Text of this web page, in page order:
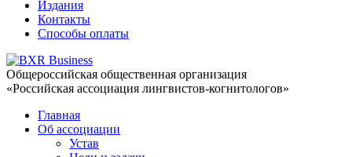
Издания
Контакты
Способы оплаты
Общероссийская общественная организация
«Российская ассоциация лингвистов-когнитологов»
Главная
Об ассоциации
Устав